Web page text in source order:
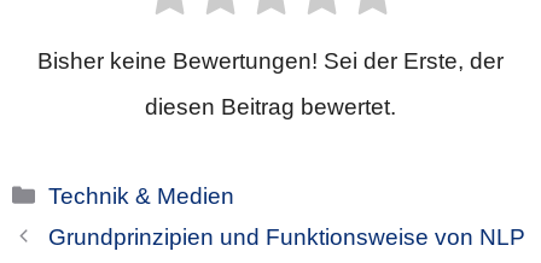
Bisher keine Bewertungen! Sei der Erste, der
diesen Beitrag bewertet.
Kategorien
Technik & Medien
Grundprinzipien und Funktionsweise von NLP